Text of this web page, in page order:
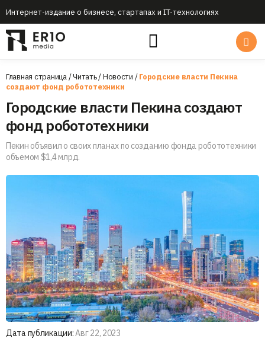
Интернет-издание о бизнесе, стартапах и IT-технологиях
Главная страница/Читать/Новости /Городские власти Пекина
создают фонд робототехники
Городские власти Пекина создают
фонд робототехники
Пекин объявил о своих планах по созданию фонда робототехники
объемом $1,4 млрд.
Дата публикации:Авг 22, 2023